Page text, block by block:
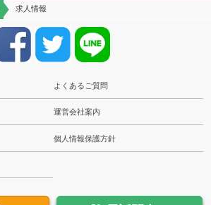
求人情報
よくあるご質問
運営会社案内
個人情報保護方針